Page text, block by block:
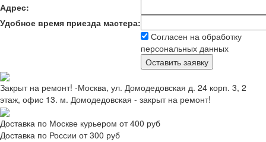
Адрес:
Удобное время приезда мастера:
Согласен на обработку
персональных данных
Закрыт на ремонт! -Москва, ул. Домодедовская д. 24 корп. 3, 2
этаж, офис 13. м. Домодедовская - закрыт на ремонт!
Доставка по Москве курьером от 400 руб
Доставка по России от 300 руб